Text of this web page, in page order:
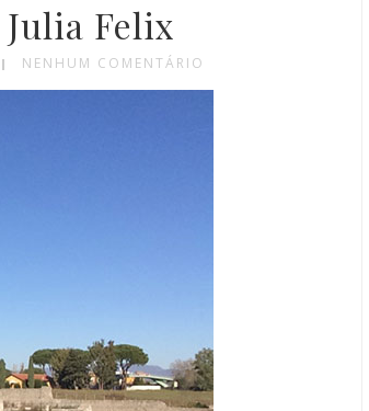
Felix
NENHUM COMENTÁRIO